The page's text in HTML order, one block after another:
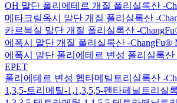
OH 말단 폴리에테르 개질 폴리실록산 -
메타크릴옥시 말단 개질 폴리실록산 -
카르복실 말단 개질 폴리실록산 -
에폭시 말단 개질 폴리실록산 -ChangFu®
에폭시 말단 폴리에테르 변성 폴리실록산
EPET
폴리에테르 변성 헵타메틸트리실록산 -
1,3,5-트리메틸-1,1,3,5,5-펜타페닐트리실